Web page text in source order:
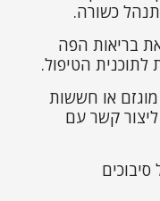
כשורה.
בריאות הפה
הטיפול.
או חששות
קשר עם